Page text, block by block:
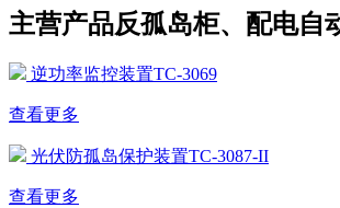
主营产品反孤岛柜、配电自
逆功率监控装置TC-3069
查看更多
光伏防孤岛保护装置TC-3087-II
查看更多